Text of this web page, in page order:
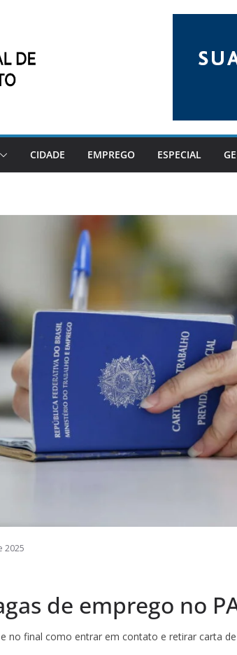
CIDADE EMPREGO ESPECIAL
2025
de emprego no
no final como entrar em contato e retirar carta